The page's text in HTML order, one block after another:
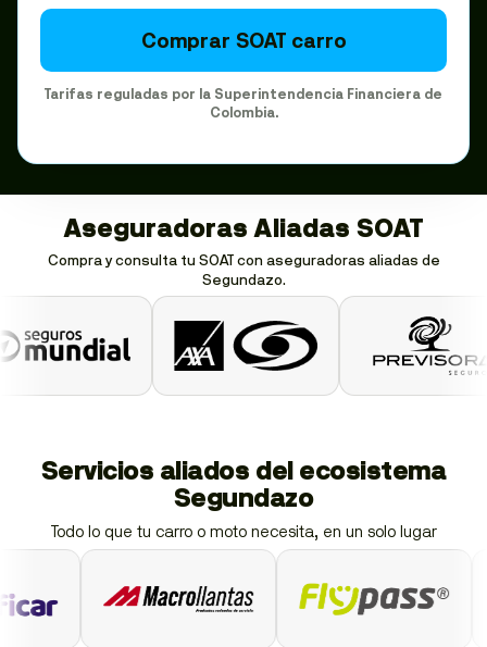
Comprar SOAT carro
Tarifas reguladas por la Superintendencia Financiera de
Colombia.
Aseguradoras Aliadas SOAT
Compra y consulta tu SOAT con aseguradoras aliadas de
Segundazo.
Servicios aliados del ecosistema
Segundazo
Todo lo que tu carro o moto necesita, en un solo lugar